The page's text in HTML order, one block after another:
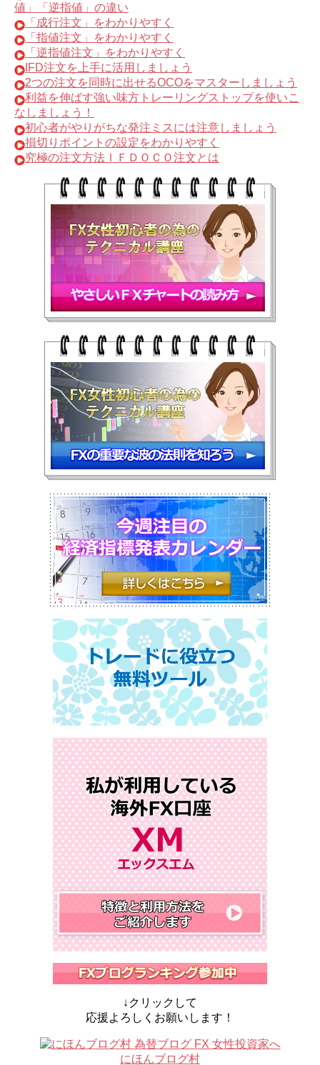
値」「逆指値」の違い
「成行注文」をわかりやすく
「指値注文」をわかりやすく
「逆指値注文」をわかりやすく
IFD注文を上手に活用しましょう
2つの注文を同時に出せるOCOをマスターしましょう
利益を伸ばす強い味方トレーリングストップを使いこ
なしましょう！
初心者がやりがちな発注ミスには注意しましょう
損切りポイントの設定をわかりやすく
究極の注文方法ＩＦＤＯＣＯ注文とは
↓クリックして
応援よろしくお願いします！
にほんブログ村